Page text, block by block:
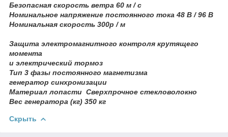
Безопасная скорость ветра 60 м / с
Номинальное напряжение постоянного тока 48 В / 96 В
Номинальная скорость 300р / м
Защита электромагнитного контроля крутящего
момента
и электрический тормоз
Тип 3 фазы постоянного магнетизма
генератор синхронизации
Материал лопасти Сверхпрочное стекловолокно
Вес генератора (кг) 350 кг
Скрыть